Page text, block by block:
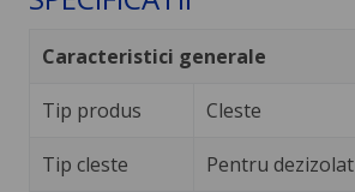
Caracteristici generale
Tip produs Cleste
Tip cleste Pentru dezizolat